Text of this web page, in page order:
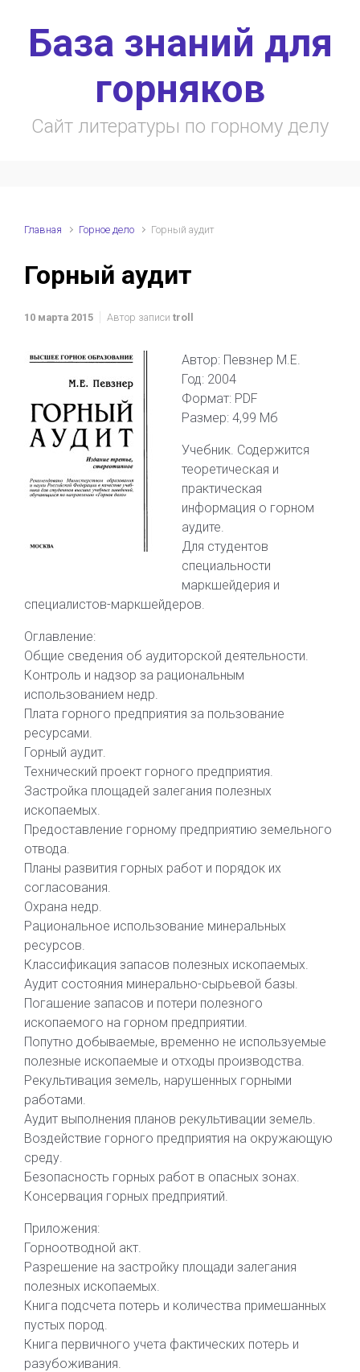
База знаний для
горняков
Сайт литературы по горному делу
Главная Горное дело Горный аудит
Горный аудит
10 марта 2015 Автор записи troll
Автор: Певзнер М.Е.
Год: 2004
Формат: PDF
Размер: 4,99 Мб
Учебник. Содержится
теоретическая и
практическая
информация о горном
аудите.
Для студентов
специальности
маркшейдерия и
специалистов-маркшейдеров.
Оглавление:
Общие сведения об аудиторской деятельности.
Контроль и надзор за рациональным
использованием недр.
Плата горного предприятия за пользование
ресурсами.
Горный аудит.
Технический проект горного предприятия.
Застройка площадей залегания полезных
ископаемых.
Предоставление горному предприятию земельного
отвода.
Планы развития горных работ и порядок их
согласования.
Охрана недр.
Рациональное использование минеральных
ресурсов.
Классификация запасов полезных ископаемых.
Аудит состояния минерально-сырьевой базы.
Погашение запасов и потери полезного
ископаемого на горном предприятии.
Попутно добываемые, временно не используемые
полезные ископаемые и отходы производства.
Рекультивация земель, нарушенных горными
работами.
Аудит выполнения планов рекультивации земель.
Воздействие горного предприятия на окружающую
среду.
Безопасность горных работ в опасных зонах.
Консервация горных предприятий.
Приложения:
Горноотводной акт.
Разрешение на застройку площади залегания
полезных ископаемых.
Книга подсчета потерь и количества примешанных
пустых пород.
Книга первичного учета фактических потерь и
разубоживания.